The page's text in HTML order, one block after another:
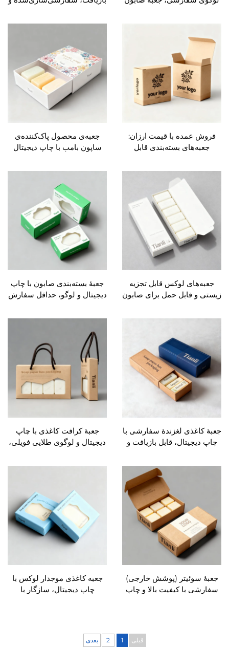
بسته‌بندی صابون دست‌ساز،
مراقبت شخصی
عمده با قیمت ارزان:
بسته‌بندی قابل
دست‌ساز، شامپو و
محصولات مراقبت
شخصی
جعبه‌ی محصول پاک‌کننده‌ی
ساپون بامب با چاپ دیجیتال
جعبه‌های صابون مراقبت از
پوست با پنجره
لوکس قابل تجزیه
قابل حمل برای صابون
مقوا برای صابون در
جعبهٔ بسته‌بندی صابون با چاپ
دیجیتال و لوگو، حداقل سفارش
هدیهٔ لوکس صابون دست‌ساز
لغزندهٔ سفارشی با
قابل بازیافت و
جعبهٔ بسته‌بندی صابون
مراقبت شخصی
جعبهٔ کرافت کاغذی با چاپ
دیجیتال و لوگوی طلایی فویلی،
برجسته‌کاری، با پنجرهٔ شفاف و
سوئیتر (پوشش خارجی)
با کیفیت بالا و چاپ
جعبه کاغذی موجدار لوکس با
چاپ دیجیتال، سازگار با
ارسال پستی و بسته‌بندی هدیه
2 بعدی